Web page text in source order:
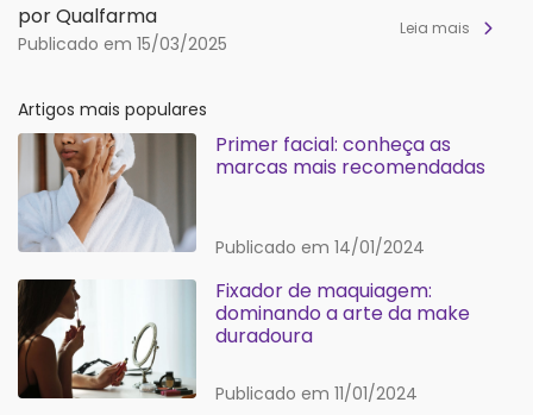
por Qualfarma
Publicado em 15/03/2025
Leia mais
Artigos mais populares
Primer facial: conheça as
marcas mais recomendadas
Publicado em 14/01/2024
Fixador de maquiagem:
dominando a arte da make
duradoura
Publicado em 11/01/2024